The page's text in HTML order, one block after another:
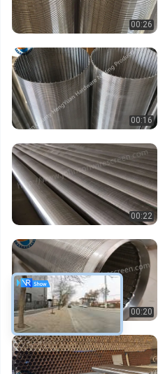
00:26
00:16
00:22
00:20